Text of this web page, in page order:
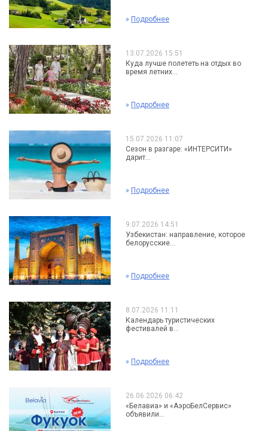
» Подробнее
13.07.2026 15:51
Куда лучше полететь на отдых во
время летних...
» Подробнее
15.07.2026 11:07
Сезон в разгаре: «ИНТЕРСИТИ»
дарит...
» Подробнее
9.07.2026 14:51
Узбекистан: направление, которое
белорусские...
» Подробнее
8.07.2026 11:11
Календарь туристических
фестивалей в...
» Подробнее
26.06.2026 06:42
«Белавиа» и «АэроБелСервис»
объявили...